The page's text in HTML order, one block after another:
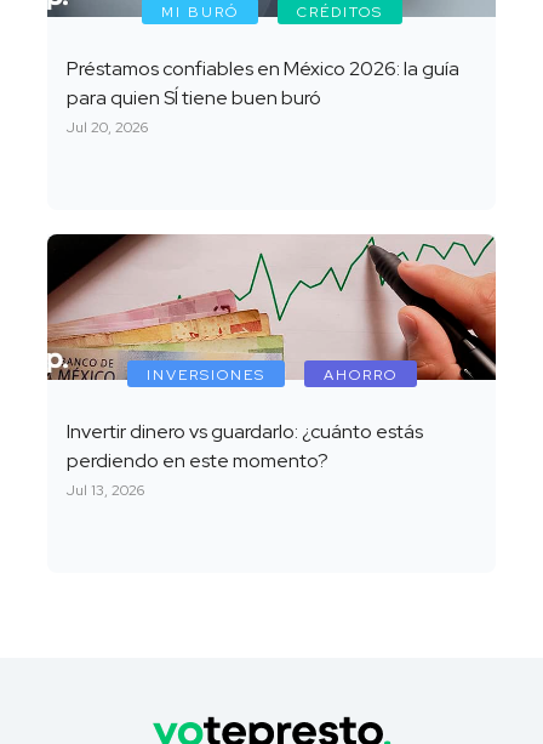
MI BURÓ CRÉDITOS
Préstamos confiables en México 2026: la guía
para quien SÍ tiene buen buró
Jul 20, 2026
INVERSIONES AHORRO
Invertir dinero vs guardarlo: ¿cuánto estás
perdiendo en este momento?
Jul 13, 2026